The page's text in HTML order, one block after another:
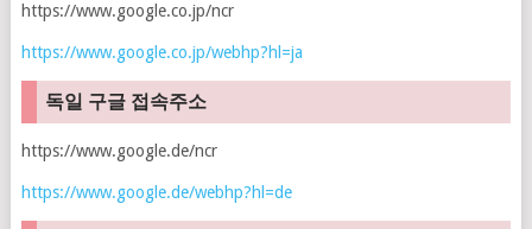
https://www.google.co.jp/ncr
https://www.google.co.jp/webhp?hl=ja
독일 구글 접속주소
https://www.google.de/ncr
https://www.google.de/webhp?hl=de